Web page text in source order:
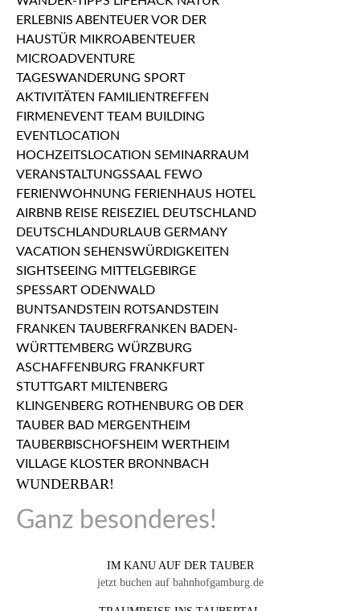
WUNDERBAR!
Ganz besonderes!
IM KANU AUF DER TAUBER
jetzt buchen auf bahnhofgamburg.de